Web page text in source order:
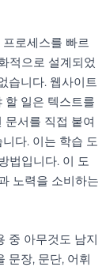
로세스를 빠르
적으로 설계되었
습니다. 웹사이트
할 일은 텍스트를
문서를 직접 붙여
다. 이는 학습 도
법입니다. 이 도
노력을 소비하는
중 아무것도 남지
문장, 문단, 어휘